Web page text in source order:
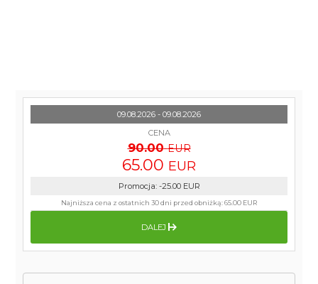
09.08.2026 - 09.08.2026
CENA
90.00 EUR
65.00 EUR
Promocja: -25.00 EUR
Najniższa cena z ostatnich 30 dni przed obniżką:65.00 EUR
DALEJ